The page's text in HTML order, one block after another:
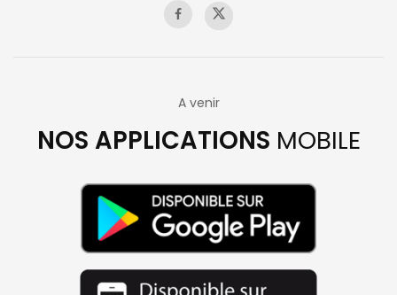
A venir
NOS APPLICATIONS MOBILE